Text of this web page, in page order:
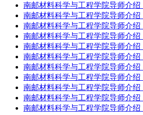
南邮材料科学与工程学院导师介绍
南邮材料科学与工程学院导师介绍
南邮材料科学与工程学院导师介绍
南邮材料科学与工程学院导师介绍
南邮材料科学与工程学院导师介绍
南邮材料科学与工程学院导师介绍
南邮材料科学与工程学院导师介绍
南邮材料科学与工程学院导师介绍
南邮材料科学与工程学院导师介绍
南邮材料科学与工程学院导师介绍
南邮材料科学与工程学院导师介绍